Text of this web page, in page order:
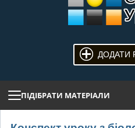
ДОДАТИ
ПІДІБРАТИ МАТЕРІАЛИ